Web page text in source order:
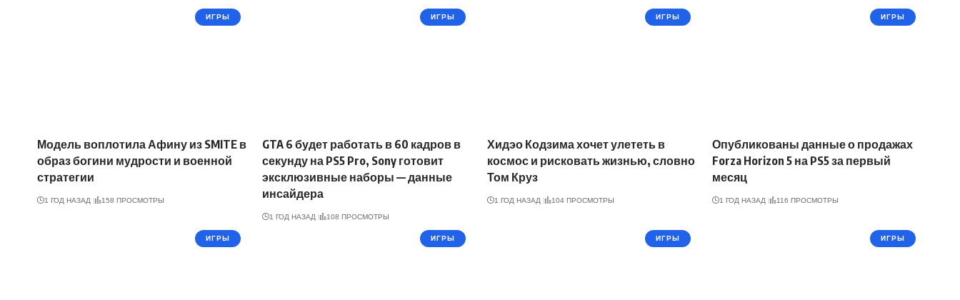
ИГРЫ
Модель воплотила Афину из SMITE в
образ богини мудрости и военной
стратегии
1 ГОД НАЗАД 158 ПРОСМОТРЫ
ИГРЫ
GTA 6 будет работать в 60 кадров в
секунду на PS5 Pro, Sony готовит
эксклюзивные наборы — данные
инсайдера
1 ГОД НАЗАД 108 ПРОСМОТРЫ
ИГРЫ
Хидэо Кодзима хочет улететь в
космос и рисковать жизнью, словно
Том Круз
1 ГОД НАЗАД 104 ПРОСМОТРЫ
ИГРЫ
Опубликованы данные о продажах
Forza Horizon 5 на PS5 за первый
месяц
1 ГОД НАЗАД 116 ПРОСМОТРЫ
ИГРЫ ИГРЫ ИГРЫ ИГРЫ